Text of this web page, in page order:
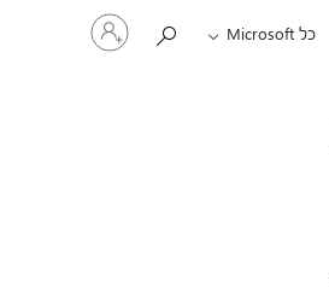
כל Microsoft
היכנס
לחשבון
שלך